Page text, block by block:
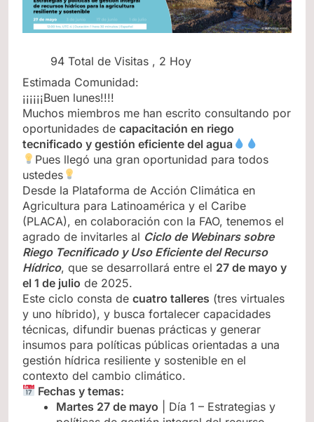
94 Total de Visitas , 2 Hoy
Estimada Comunidad:
¡¡¡¡¡¡Buen lunes!!!!
Muchos miembros me han escrito consultando por
oportunidades de capacitación en riego
tecnificado y gestión eficiente del agua
Pues llegó una gran oportunidad para todos
ustedes
Desde la Plataforma de Acción Climática en
Agricultura para Latinoamérica y el Caribe
(PLACA), en colaboración con la FAO, tenemos el
agrado de invitarles al Ciclo de Webinars sobre
Riego Tecnificado y Uso Eficiente del Recurso
Hídrico, que se desarrollará entre el 27 de mayo y
el 1 de julio de 2025.
Este ciclo consta de cuatro talleres (tres virtuales
y uno híbrido), y busca fortalecer capacidades
técnicas, difundir buenas prácticas y generar
insumos para políticas públicas orientadas a una
gestión hídrica resiliente y sostenible en el
contexto del cambio climático.
Fechas y temas:
Martes 27 de mayo | Día 1 – Estrategias y